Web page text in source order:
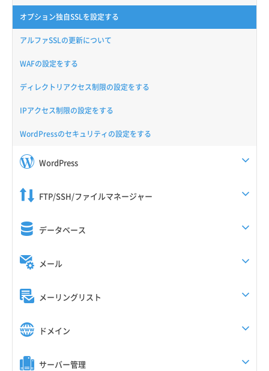
オプション独自SSLを設定する
アルファSSLの更新について
WAFの設定をする
ディレクトリアクセス制限の設定をする
IPアクセス制限の設定をする
WordPressのセキュリティの設定をする
WordPress
FTP/SSH/ファイルマネージャー
データベース
メール
メーリングリスト
ドメイン
サーバー管理